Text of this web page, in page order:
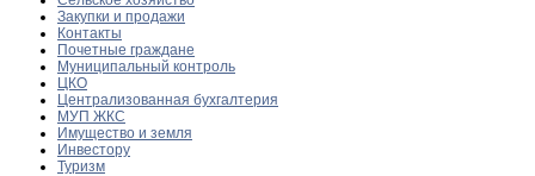
Закупки и продажи
Контакты
Почетные граждане
Муниципальный контроль
ЦКО
Централизованная бухгалтерия
МУП ЖКС
Имущество и земля
Инвестору
Туризм